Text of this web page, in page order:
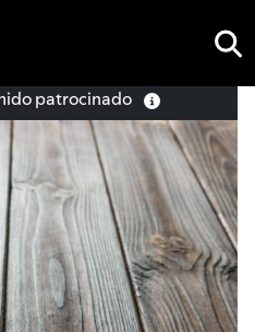
patrocinado